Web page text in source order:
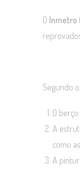
O Inmetro
Segundo
O
A
como
A